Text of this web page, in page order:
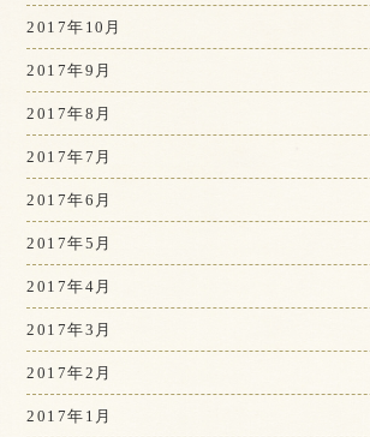
2017年10月
2017年9月
2017年8月
2017年7月
2017年6月
2017年5月
2017年4月
2017年3月
2017年2月
2017年1月